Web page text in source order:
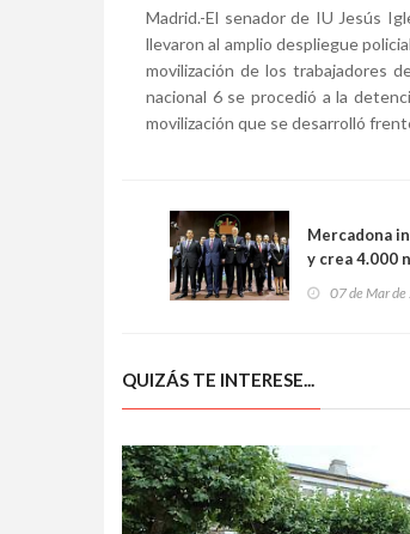
Madrid.-El senador de IU Jesús
llevaron al amplio despliegue
movilización de los trabajadores
nacional 6 se procedió a la
movilización que se desarrolló
Mercadona
y crea 4.000
puestos de
07 de Mar
QUIZÁS TE INTERESE...